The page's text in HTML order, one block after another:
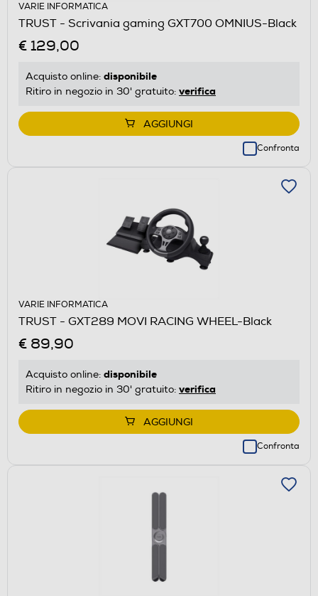
VARIE INFORMATICA
TRUST - Scrivania gaming GXT700 OMNIUS-Black
€ 129,00
Acquisto online: disponibile
Ritiro in negozio in 30' gratuito: verifica
AGGIUNGI
Confronta
VARIE INFORMATICA
TRUST - GXT289 MOVI RACING WHEEL-Black
€ 89,90
Acquisto online: disponibile
Ritiro in negozio in 30' gratuito: verifica
AGGIUNGI
Confronta